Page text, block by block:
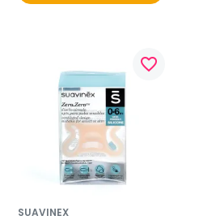
favorite_border
SUAVINEX